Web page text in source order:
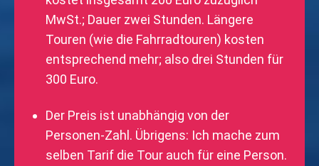
MwSt.; Dauer zwei Stunden. Längere
Touren (wie die Fahrradtouren) kosten
entsprechend mehr; also drei Stunden für
300 Euro.
Der Preis ist unabhängig von der
Personen-Zahl. Übrigens: Ich mache zum
selben Tarif die Tour auch für eine Person.